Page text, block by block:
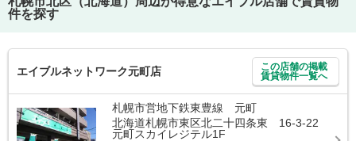
件を探す
エイブルネットワーク元町店
この店舗の掲載
賃貸物件一覧へ
札幌市営地下鉄東豊線 元町
北海道札幌市東区北二十四条東 16-3-22
元町スカイレジテル1F